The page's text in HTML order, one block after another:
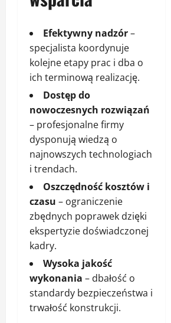
Efektywny nadzór–
specjalista koordynuje
kolejne etapy prac i dba o
ich terminową realizację.
Dostęp do
nowoczesnych rozwiązań
– profesjonalne firmy
dysponują wiedzą o
najnowszych technologiach
i trendach.
Oszczędność kosztów i
czasu – ograniczenie
zbędnych poprawek dzięki
ekspertyzie doświadczonej
kadry.
Wysoka jakość
wykonania – dbałość o
standardy bezpieczeństwa i
trwałość konstrukcji.